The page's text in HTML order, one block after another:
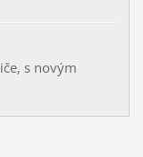
s novým